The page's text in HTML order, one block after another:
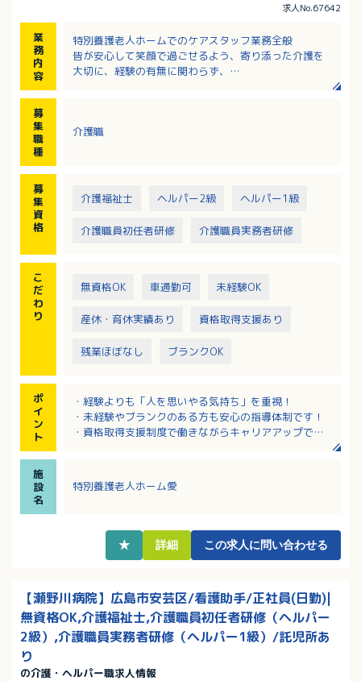
求人No.67642
業
務
内
容
特別養護老人ホームでのケアスタッフ業務全般
皆が安心して笑顔で過ごせるよう、寄り添った介護を
大切に、経験の有無に関わらず、
ます。（各階最大定員20名）
募
集
職
種
介護職
募
集
資
格
介護福祉士 ヘルパー2級 ヘルパー1級
介護職員初任者研修 介護職員実務者研修
こ
だ
わ
り
無資格OK 車通勤可 未経験OK
産休・育休実績あり 資格取得支援あり
残業ほぼなし ブランクOK
ポ
イ
ン
ト
・経験よりも「人を思いやる気持ち」を重視！
・未経験やブランクのある方も安心の指導体制です！
・資格取得支援制度で働きながらキャリアアップでき
・学校行事や子供の病気等の突発的な休暇等の相談可
能！
・介護関連の資格があれば、資格手当が加算されま
施
設
名
特別養護老人ホーム愛
★ 詳細 この求人に問い合わせる
【瀬野川病院】広島市安芸区/看護助手/正社員(日勤)|
無資格OK,介護福祉士,介護職員初任者研修（ヘルパー
2級）,介護職員実務者研修（ヘルパー1級）/託児所あ
り
の介護・ヘルパー職求人情報